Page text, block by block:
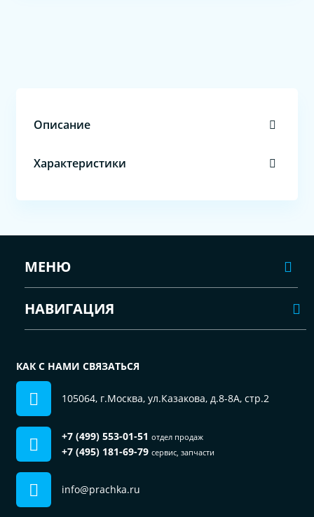
Описание
Характеристики
МЕНЮ
НАВИГАЦИЯ
КАК С НАМИ СВЯЗАТЬСЯ
105064, г.Москва, ул.Казакова, д.8-8А, стр.2
+7 (499) 553-01-51 отдел продаж
+7 (495) 181-69-79 сервис, запчасти
info@prachka.ru